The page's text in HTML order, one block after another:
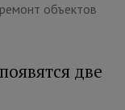
объектов
две